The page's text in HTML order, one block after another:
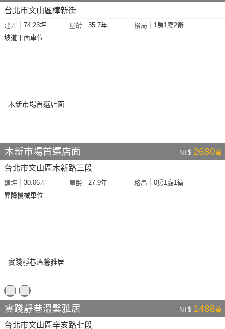
台北市文山區樟新街
建坪 74.23坪 屋齡 35.7年 格局
1房1廳2衛
坡道平面車位
木新市場首選店面 NT$ 2680萬
台北市文山區木新路三段
建坪 30.06坪 屋齡 27.9年 格局
0房1廳1衛
昇降機械車位
實踐靜巷溫馨雅居 NT$ 1488萬
台北市文山區辛亥路七段